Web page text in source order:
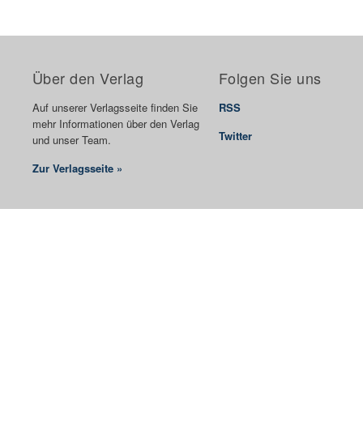
Über den Verlag
Auf unserer Verlagsseite finden Sie
mehr Informationen über den Verlag
und unser Team.
Zur Verlagsseite »
Folgen Sie uns
RSS
Twitter